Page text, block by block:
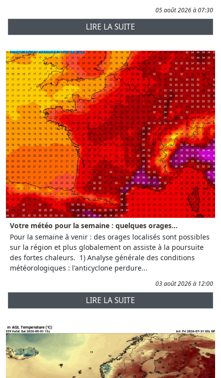
05 août 2026 à 07:30
LIRE LA SUITE
Votre météo pour la semaine : quelques orages...
Pour la semaine à venir : des orages localisés sont possibles
sur la région et plus globalement on assiste à la poursuite
des fortes chaleurs. 1) Analyse générale des conditions
météorologiques : l'anticyclone perdure...
03 août 2026 à 12:00
LIRE LA SUITE